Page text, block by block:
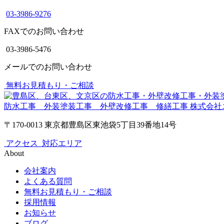
03-3986-9276
FAXでのお問い合わせ
03-3986-5476
メールでのお問い合わせ
無料お見積もり・ご相談
防水工事 外装塗装工事 外壁改修工事 修繕工事 株式会社
〒170-0013 東京都豊島区東池袋5丁目39番地14号
アクセス 対応エリア
About
会社案内
よくある質問
無料お見積もり・ご相談
採用情報
お知らせ